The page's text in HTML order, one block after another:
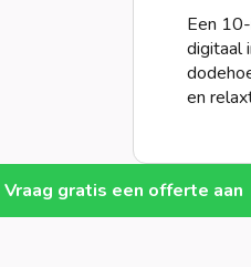
Een
digitaal
en
Vraag gratis een offerte aan